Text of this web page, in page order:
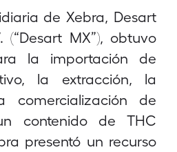
de Xebra, Desart
(“Desart MX”), obtuvo
la importación de
la extracción, la
comercialización de
contenido de THC
presentó un recurso